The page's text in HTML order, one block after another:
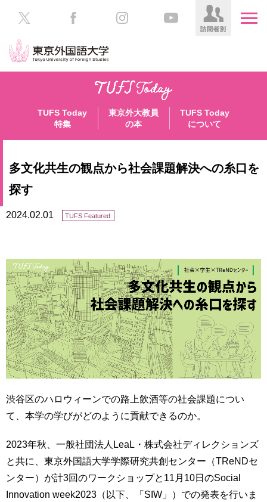
学
部・
大
教
育
研
究
社
会
連
携
試
報
附
を
方
在
学
生
方
護
者
の
方
卒
業
生
の
方
一
般・
域
方
教
TUFS Today
特集
東京外大教員
の本
TUFS Today
について
多文化共生の観点から社会課題解決への糸口を
探す
2024.02.01 TUFS Featured
渋谷区のハロウィーンでの路上飲酒等の社会課題につい
て、本学の学びがどのように貢献できるのか。
2023年秋、一般社団法人LeaL・株式会社ディレクションズ
と共に、東京外国語大学学際研究共創センター（TReNDセ
ンター）が計3回のワークショップと11月10日のSocial
Innovation week2023（以下、「SIW」）での発表を行いま